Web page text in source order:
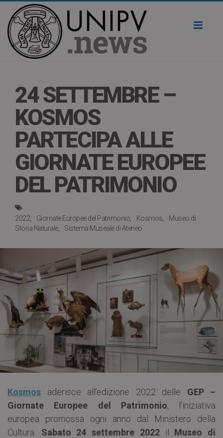
24 SETTEMBRE –
KOSMOS
PARTECIPA ALLE
GIORNATE EUROPEE
DEL PATRIMONIO
2022 Giornate Europee del Patrimonio Kosmos
Museo di
Storia Naturale
Sistema Museale di Ateneo
Kosmos aderisce all’edizione 2022 delle GEP –
Giornate Europee del Patrimonio, l’iniziativa
europea promossa ogni anno dal Ministero della
Cultura. Sabato 24 settembre 2022il Museo di